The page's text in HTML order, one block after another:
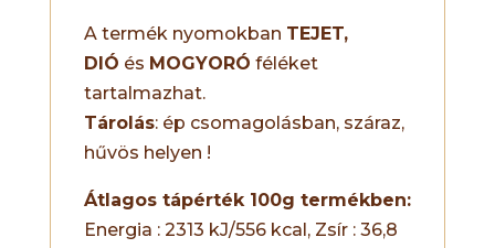
A termék nyomokban TEJET,
DIÓ és MOGYORÓ féléket
tartalmazhat.
Tárolás: ép csomagolásban, száraz,
hűvös helyen !
Átlagos tápérték 100g termékben:
Energia : 2313 kJ/556 kcal, Zsír : 36,8